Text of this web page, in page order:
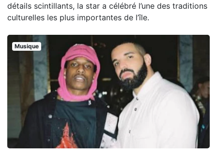
détails scintillants, la star a célébré l’une des traditions
culturelles les plus importantes de l’île.
Musique